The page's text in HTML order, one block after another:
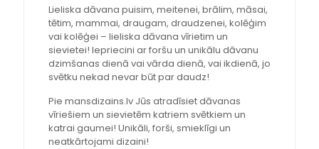
Lieliska dāvana puisim, meitenei, brālim, māsai,
tētim, mammai, draugam, draudzenei, kolēģim
vai kolēģei – lieliska dāvana vīrietim un
sievietei! Iepriecini ar foršu un unikālu dāvanu
dzimšanas dienā vai vārda dienā, vai ikdienā, jo
svētku nekad nevar būt par daudz!
Pie mansdizains.lv Jūs atradīsiet dāvanas
vīriešiem un sievietēm katriem svētkiem un
katrai gaumei! Unikāli, forši, smieklīgi un
neatkārtojami dizaini!